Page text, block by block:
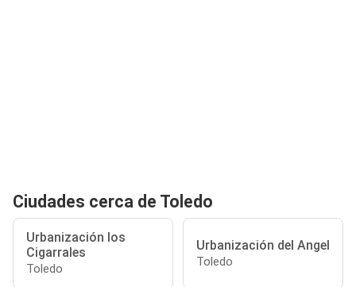
Ciudades cerca de Toledo
Urbanización los
Cigarrales
Toledo
Urbanización del Angel
Toledo